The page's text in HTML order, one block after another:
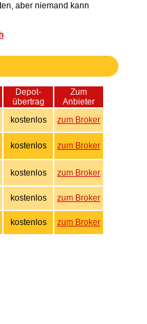
aber niemand kann
Depot-
übertrag
Zum
Anbieter
kostenlos zum Broker
kostenlos zum Broker
kostenlos zum Broker
kostenlos zum Broker
kostenlos zum Broker